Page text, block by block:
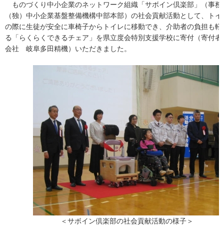
ものづくり中小企業のネットワーク組織「サボイン倶楽部」（事務
（独）中小企業基盤整備機構中部本部）の社会貢献活動として、トイ
の際に生徒が安全に車椅子からトイレに移動でき、介助者の負担も軽
る「らくらくできるチェア」を県立度会特別支援学校に寄付（寄付
会社 岐阜多田精機）いただきました。
＜サボイン倶楽部の社会貢献活動の様子＞